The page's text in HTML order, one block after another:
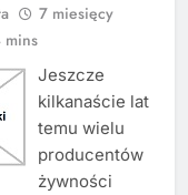
7 miesięcy
mins
Jeszcze
kilkanaście lat
temu wielu
producentów
żywności